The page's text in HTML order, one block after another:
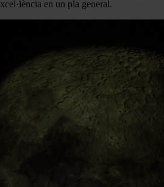
en un pla general.